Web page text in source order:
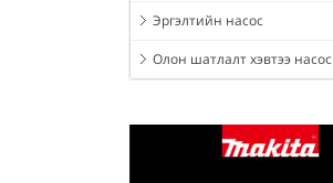
Эргэлтийн насос
Олон шатлалт хэвтээ насос